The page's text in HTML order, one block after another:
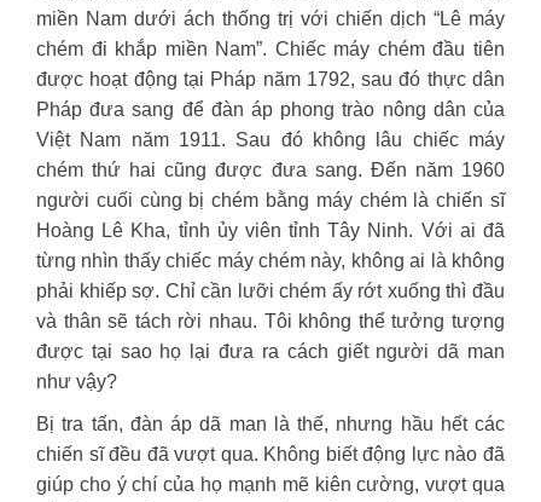
miền Nam dưới ách thống trị với chiến dịch “Lê máy
chém đi khắp miền Nam”. Chiếc máy chém đầu tiên
được hoạt động tại Pháp năm 1792, sau đó thực dân
Pháp đưa sang để đàn áp phong trào nông dân của
Việt Nam năm 1911. Sau đó không lâu chiếc máy
chém thứ hai cũng được đưa sang. Đến năm 1960
người cuối cùng bị chém bằng máy chém là chiến sĩ
Hoàng Lê Kha, tỉnh ủy viên tỉnh Tây Ninh. Với ai đã
từng nhìn thấy chiếc máy chém này, không ai là không
phải khiếp sợ. Chỉ cần lưỡi chém ấy rớt xuống thì đầu
và thân sẽ tách rời nhau. Tôi không thể tưởng tượng
được tại sao họ lại đưa ra cách giết người dã man
như vậy?
Bị tra tấn, đàn áp dã man là thế, nhưng hầu hết các
chiến sĩ đều đã vượt qua. Không biết động lực nào đã
giúp cho ý chí của họ mạnh mẽ kiên cường, vượt qua